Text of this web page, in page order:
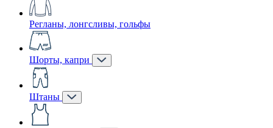
Регланы, лонгсливы, гольфы
Шорты, капри
Штаны